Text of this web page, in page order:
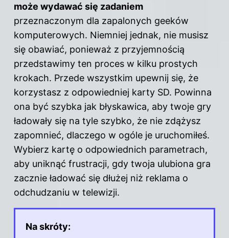
może wydawać się zadaniem
przeznaczonym dla zapalonych geeków
komputerowych. Niemniej jednak, nie musisz
się obawiać, ponieważ z przyjemnością
przedstawimy ten proces w kilku prostych
krokach. Przede wszystkim upewnij się, że
korzystasz z odpowiedniej karty SD. Powinna
ona być szybka jak błyskawica, aby twoje gry
ładowały się na tyle szybko, że nie zdążysz
zapomnieć, dlaczego w ogóle je uruchomiłeś.
Wybierz kartę o odpowiednich parametrach,
aby uniknąć frustracji, gdy twoja ulubiona gra
zacznie ładować się dłużej niż reklama o
odchudzaniu w telewizji.
Na skróty: